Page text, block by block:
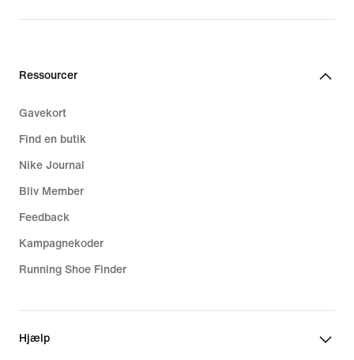
Ressourcer
Gavekort
Find en butik
Nike Journal
Bliv Member
Feedback
Kampagnekoder
Running Shoe Finder
Hjælp